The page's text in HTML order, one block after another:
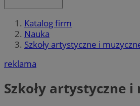
Katalog firm
Nauka
Szkoły artystyczne i
reklama
Szkoły artystyczne i